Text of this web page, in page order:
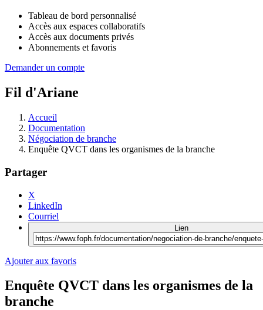
Tableau de bord personnalisé
Accès aux espaces collaboratifs
Accès aux documents privés
Abonnements et favoris
Demander un compte
Fil d'Ariane
Accueil
Documentation
Négociation de branche
Enquête QVCT dans les organismes de la branche
Partager
X
LinkedIn
Courriel
Lien
Ajouter aux favoris
Enquête QVCT dans les organismes de la
branche